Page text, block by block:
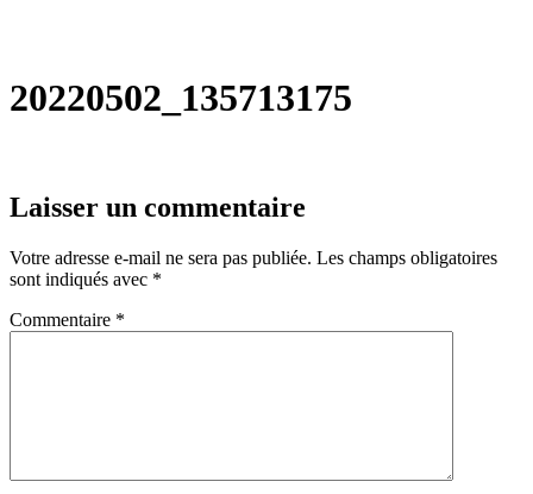
20220502_135713175
Laisser un commentaire
Votre adresse e-mail ne sera pas publiée. Les champs obligatoires
sont indiqués avec *
Commentaire *